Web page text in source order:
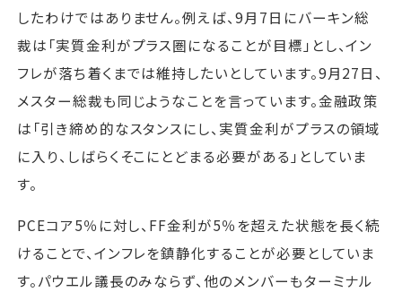
したわけではありません。例えば、9月7日にバーキン総
裁は「実質金利がプラス圏になることが目標」とし、イン
フレが落ち着くまでは維持したいとしています。9月27日、
メスター総裁も同じようなことを言っています。金融政策
は「引き締め的なスタンスにし、実質金利がプラスの領域
に入り、しばらくそこにとどまる必要がある」としていま
す。
PCEコア5％に対し、FF金利が5％を超えた状態を長く続
けることで、インフレを鎮静化することが必要としていま
す。パウエル議長のみならず、他のメンバーもターミナル